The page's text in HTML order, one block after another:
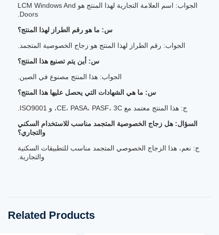
الجواب: اسم العلامة التجارية لهذا المنتج هو LCM Windows And
Doors.
س: ما هو رقم الطراز لهذا المنتج؟
الجواب: رقم الطراز لهذا المنتج هو زجاج الخصوصية المتجمد.
س: أين يتم تصنيع هذا المنتج؟
الجواب: هذا المنتج مصنوع في الصين.
س: ما هي الشهادات التي يحصل عليها هذا المنتج؟
ج: هذا المنتج معتمد مع CE، PASA، PASF، 3C، و ISO9001.
السؤال: هل زجاج الخصوصية المتجمد مناسب للاستخدام السكني
والتجاري؟
ج: نعم، هذا الزجاج الخصوصي المتجمد مناسب للتطبيقات السكنية
والتجارية.
Related Products